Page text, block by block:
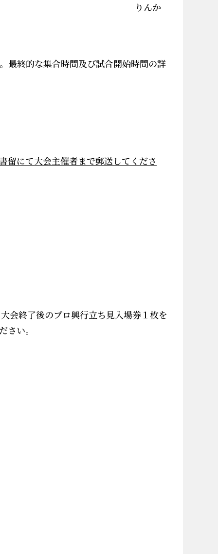
歩2分 りんか
最終的な集合時間及び試合開始時間の詳
留にて大会主催者まで郵送してくださ
会終了後のプロ興行立ち見入場券１枚を
い。